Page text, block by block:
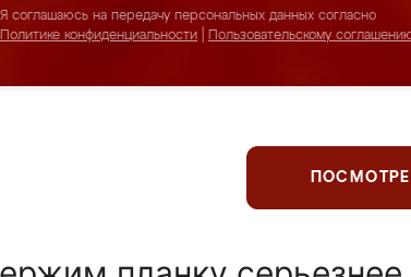
Я соглашаюсь на передачу персональных данных согласно
Политике конфиденциальности
Пользовательскому